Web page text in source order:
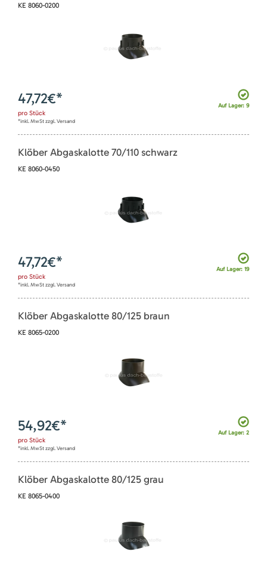
KE 8060-0200
Auf Lager: 9
47,72€*
pro Stück
*inkl. MwSt zzgl. Versand
Klöber Abgaskalotte 70/110 schwarz
KE 8060-0450
Auf Lager: 19
47,72€*
pro Stück
*inkl. MwSt zzgl. Versand
Klöber Abgaskalotte 80/125 braun
KE 8065-0200
Auf Lager: 2
54,92€*
pro Stück
*inkl. MwSt zzgl. Versand
Klöber Abgaskalotte 80/125 grau
KE 8065-0400